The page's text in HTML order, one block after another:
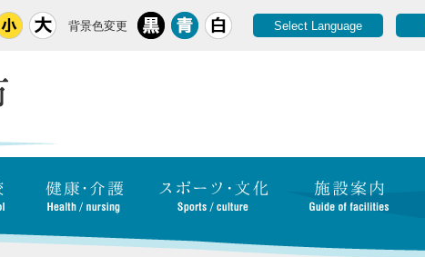
背景色変更 Select Language